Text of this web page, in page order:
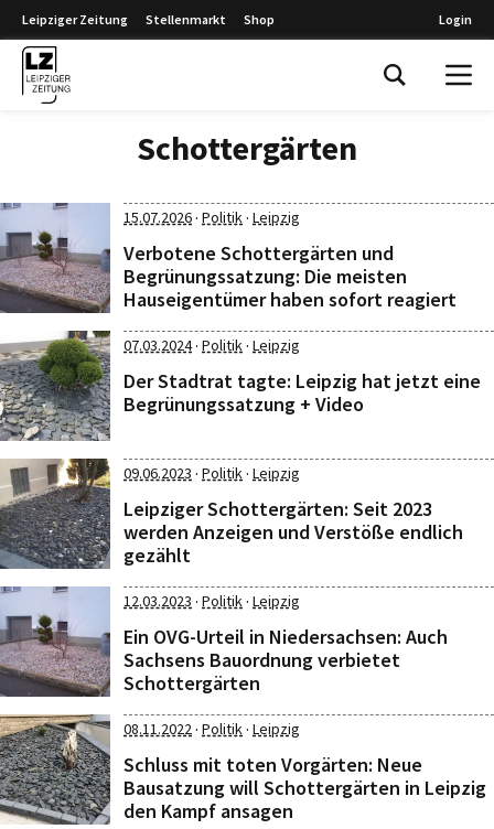
Leipziger Zeitung Stellenmarkt Shop Login
Schottergärten
15.07.2026· Politik· Leipzig
Verbotene Schottergärten und
Begrünungssatzung: Die meisten
Hauseigentümer haben sofort reagiert
07.03.2024· Politik· Leipzig
Der Stadtrat tagte: Leipzig hat jetzt eine
Begrünungssatzung + Video
09.06.2023 · Politik· Leipzig
Leipziger Schottergärten: Seit 2023
werden Anzeigen und Verstöße endlich
gezählt
12.03.2023 · Politik· Leipzig
Ein OVG-Urteil in Niedersachsen: Auch
Sachsens Bauordnung verbietet
Schottergärten
08.11.2022· Politik· Leipzig
Schluss mit toten Vorgärten: Neue
Bausatzung will Schottergärten in Leipzig
den Kampf ansagen